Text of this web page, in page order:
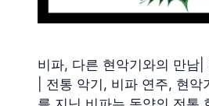
비파, 다른 현악기와의 만남|
| 전통 악기, 비파 연주, 현